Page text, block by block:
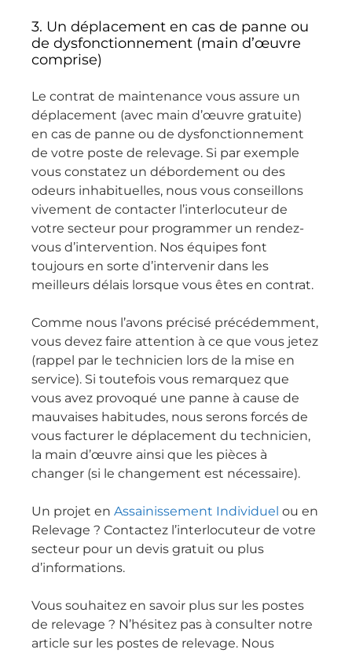
particuli
èrement
qualité
de son
interven
tion.
3. Un déplacement en cas de panne ou
de dysfonctionnement (main d’œuvre
comprise)
Le contrat de maintenance vous assure un
déplacement (avec main d’œuvre gratuite)
en cas de panne ou de dysfonctionnement
de votre poste de relevage. Si par exemple
vous constatez un débordement ou des
odeurs inhabituelles, nous vous conseillons
vivement de contacter l’interlocuteur de
votre secteur pour programmer un rendez-
vous d’intervention. Nos équipes font
toujours en sorte d’intervenir dans les
meilleurs délais lorsque vous êtes en contrat.
Comme nous l’avons précisé précédemment,
vous devez faire attention à ce que vous jetez
(rappel par le technicien lors de la mise en
service). Si toutefois vous remarquez que
vous avez provoqué une panne à cause de
mauvaises habitudes, nous serons forcés de
vous facturer le déplacement du technicien,
la main d’œuvre ainsi que les pièces à
changer (si le changement est nécessaire).
Un projet en Assainissement Individuel ou en
Relevage ? Contactez l’interlocuteur de votre
secteur pour un devis gratuit ou plus
d’informations.
Vous souhaitez en savoir plus sur les postes
de relevage ? N’hésitez pas à consulter notre
article sur les postes de relevage. Nous